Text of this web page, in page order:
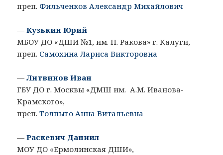
преп. Фильченков Александр Михайлович
—Кузькин Юрий
МБОУ ДО «ДШИ №1, им. Н. Ракова» г. Калуги,
преп. Самохина Лариса Викторовна
—Литвинов Иван
ГБУ ДО г. Москвы «ДМШ им. А.М. Иванова-
Крамского»,
преп.Толпыго Анна Витальевна
—Раскевич Даниил
МОУ ДО «Ермолинская ДШИ»,